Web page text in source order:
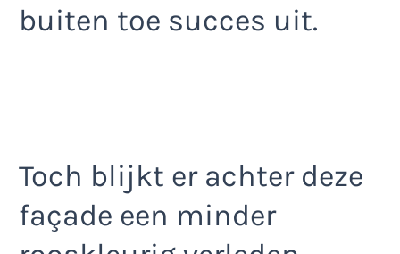
buiten toe succes uit.
Toch blijkt er achter deze
façade een minder